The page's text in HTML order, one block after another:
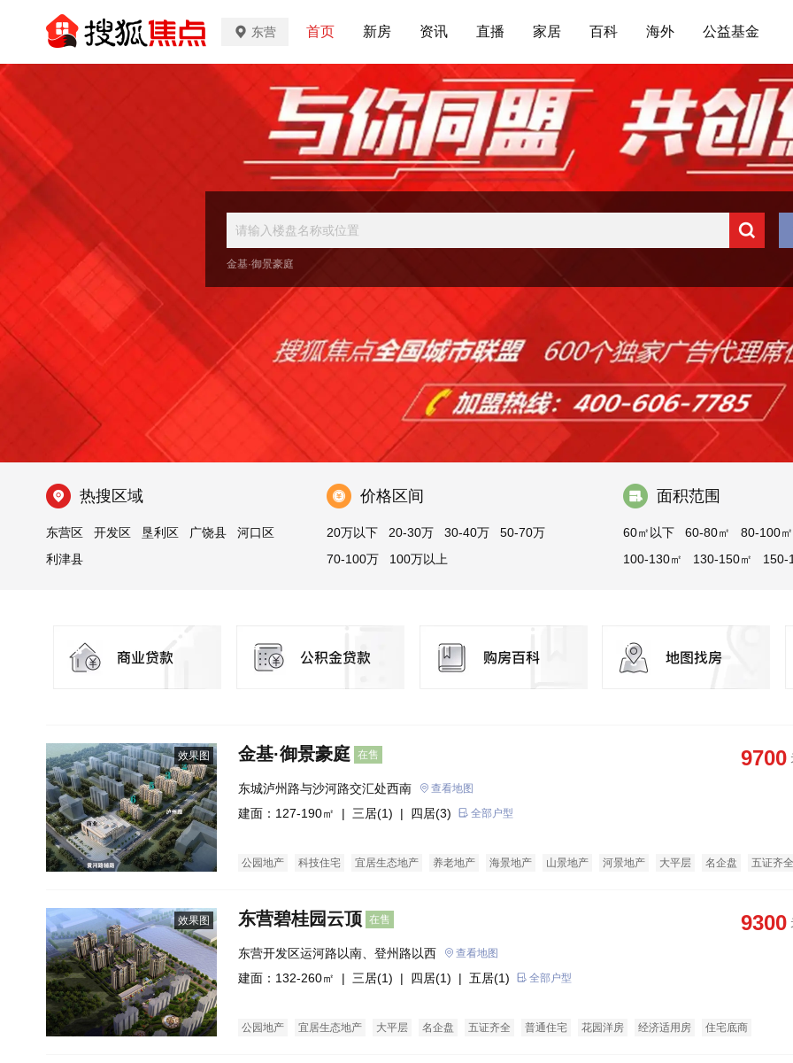
东营 首页 新房 资讯 直播 家居 百科 海外 公益基金
金基·御景豪庭
热搜区域
东营区 开发区 垦利区 广饶县
河口区
利津县
价格区间
20万以下 20-30万 30-40万
50-70万
70-100万
100万以上
面积范围
60㎡以下 60-80㎡
80-100㎡
100-130㎡
130-150㎡
150-
效果图 金基·御景豪庭 在售 9700
东城泸州路与沙河路交汇处西南 查看地图
建面：127-190㎡ | 三居(1) | 四居(3) 全部户型
公园地产 科技住宅 宜居生态地产 养老地产 海景地产 山景地产 河景地产 大平层 名企盘
五证齐全
效果图 东营碧桂园云顶 在售 9300
东营开发区运河路以南、登州路以西 查看地图
建面：132-260㎡ | 三居(1) | 四居(1) | 五居(1) 全部户型
公园地产 宜居生态地产 大平层 名企盘 五证齐全 普通住宅 花园洋房 经济适用房 住宅底商